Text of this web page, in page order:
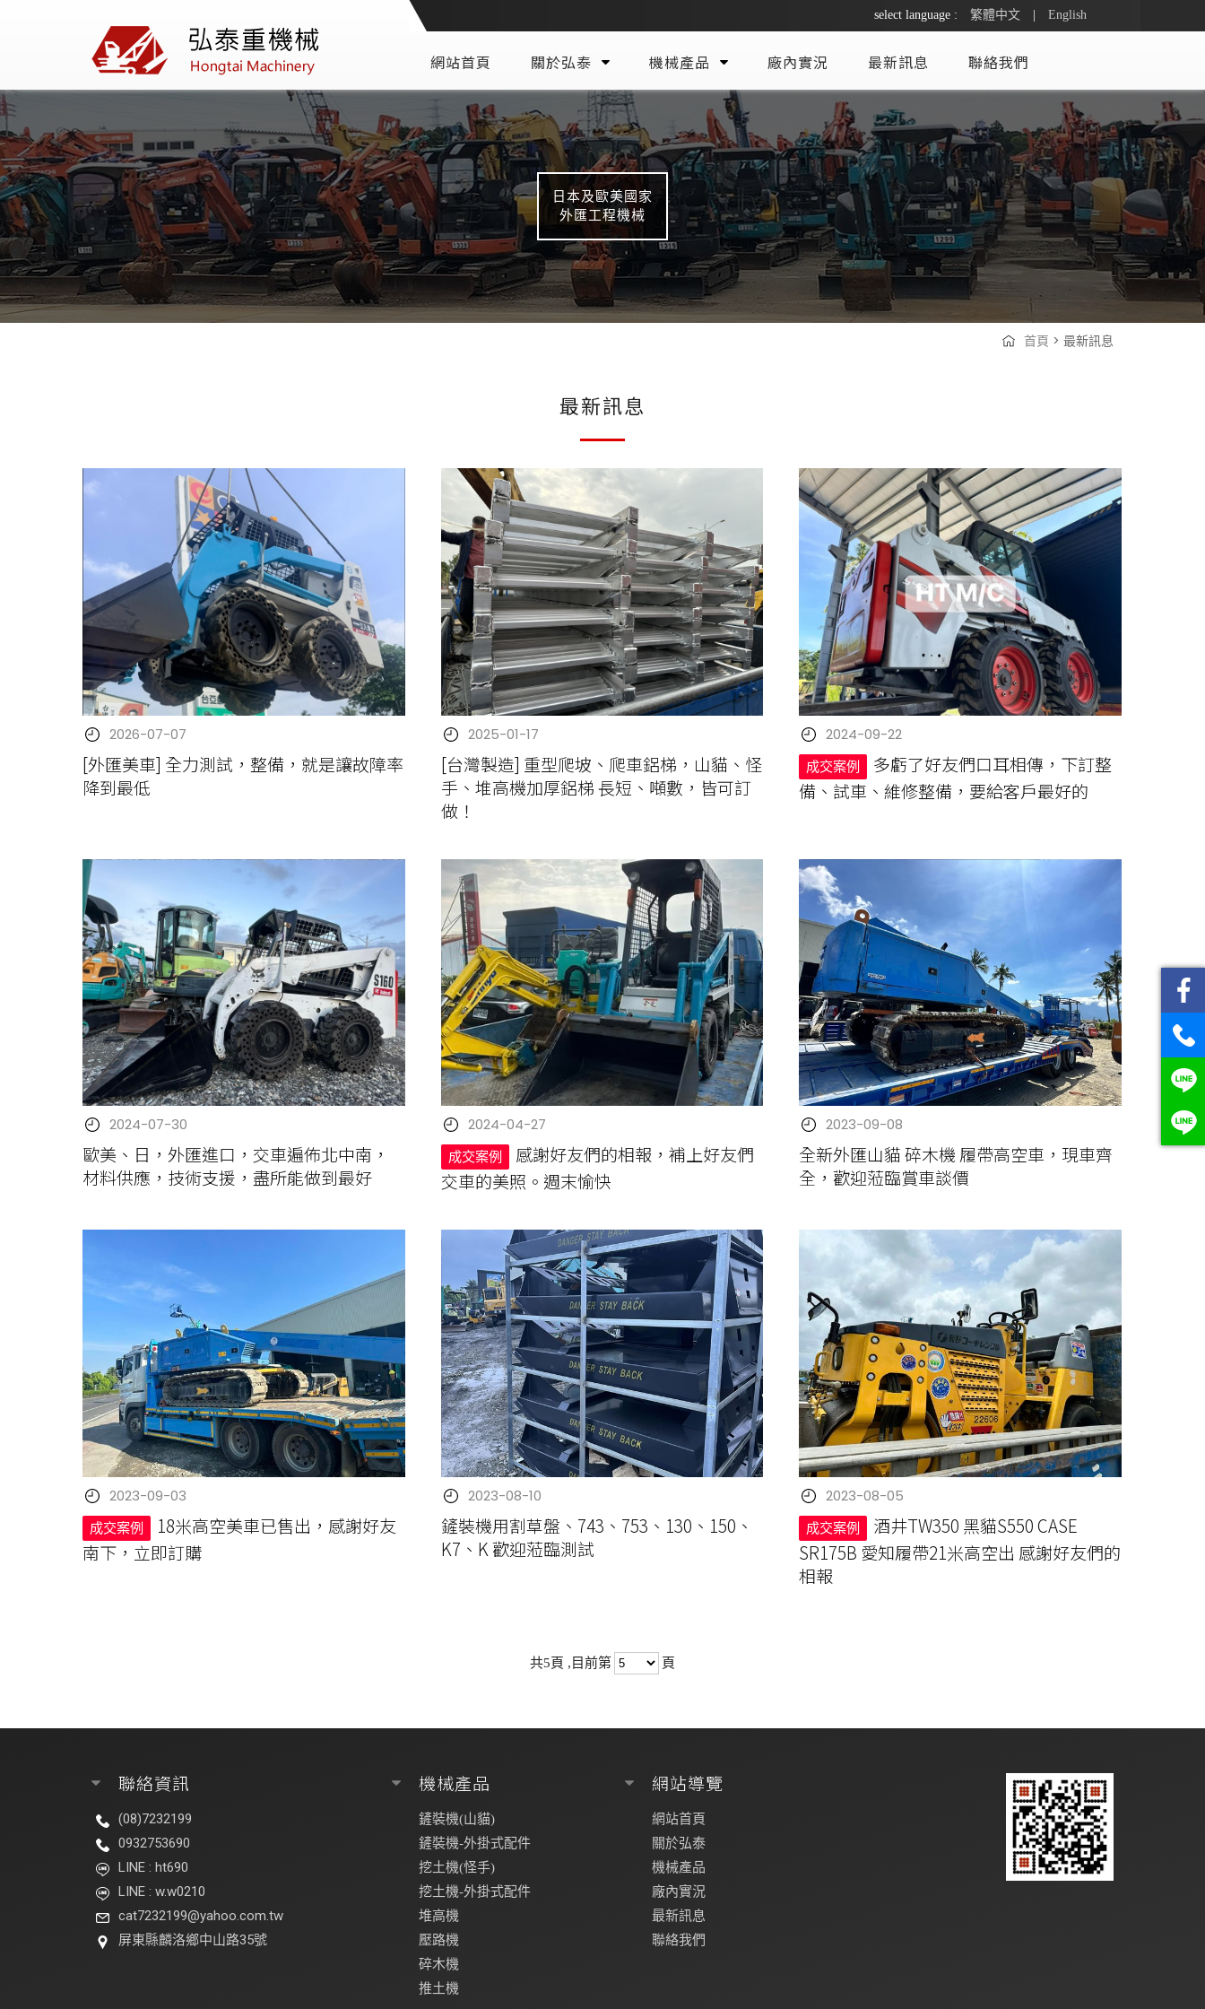
select language : 繁體中文 English
網站首頁 關於弘泰 機械產品 廠內實況 最新訊息 聯絡我們
日本及歐美國家
外匯工程機械
首頁 > 最新訊息
最新訊息
2026-07-07
[外匯美車] 全力測試，整備，就是讓故障率
降到最低
2025-01-17
[台灣製造] 重型爬坡、爬車鋁梯，山貓、怪
手、堆高機加厚鋁梯 長短、噸數，皆可訂
做！
2024-09-22
成交案例
多虧了好友們口耳相傳，下訂整
備、試車、維修整備，要給客戶最好的
2024-07-30
歐美、日，外匯進口，交車遍佈北中南，
材料供應，技術支援，盡所能做到最好
2024-04-27
成交案例
感謝好友們的相報，補上好友們
交車的美照。週末愉快
2023-09-08
全新外匯山貓 碎木機 履帶高空車，現車齊
全，歡迎蒞臨賞車談價
2023-09-03
成交案例
18米高空美車已售出，感謝好友
南下，立即訂購
2023-08-10
鏟裝機用割草盤、743、753、130、150、
K7、K 歡迎蒞臨測試
2023-08-05
成交案例
酒井TW350 黑貓S550 CASE
SR175B 愛知履帶21米高空出 感謝好友們的
相報
共5頁 ,目前第 頁
聯絡資訊
(08)7232199
0932753690
LINE : ht690
LINE : w.w0210
cat7232199@yahoo.com.tw
屏東縣麟洛鄉中山路35號
機械產品
鏟裝機(山貓)
鏟裝機-外掛式配件
挖土機(怪手)
挖土機-外掛式配件
堆高機
壓路機
碎木機
推土機
網站導覽
網站首頁
關於弘泰
機械產品
廠內實況
最新訊息
聯絡我們